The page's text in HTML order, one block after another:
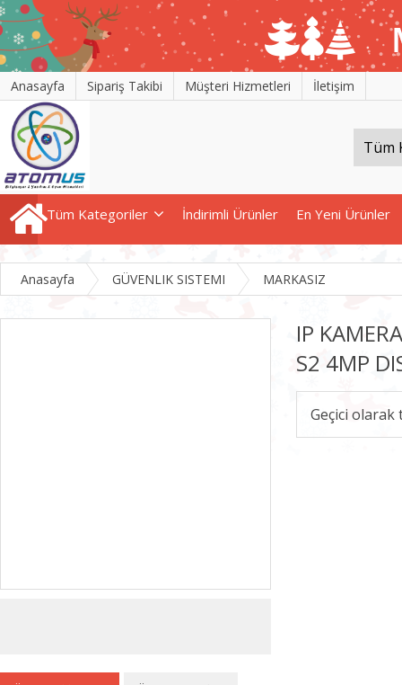
Anasayfa Sipariş Takibi Müşteri Hizmetleri İletişim
Tüm Kategoriler İndirimli Ürünler En Yeni Ürünler
Anasayfa GÜVENLIK SISTEMI MARKASIZ
IP
S2 4MP
Geçici